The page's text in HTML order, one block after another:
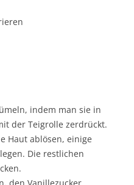
indem man sie in
der Teigrolle zerdrückt.
Haut ablösen, einige
Die restlichen